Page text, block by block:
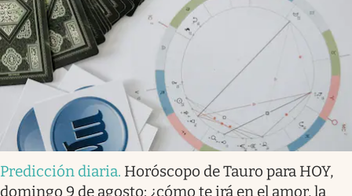
Predicción diaria. Horóscopo de Tauro para HOY,
domingo 9 de agosto: ¿cómo te irá en el amor, la